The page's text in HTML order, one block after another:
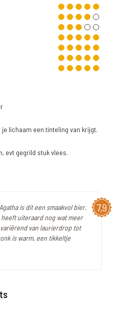
je lichaam een tinteling van krijgt.
evt gegrild stuk vlees.
7,9
is dit een smaakvol bier.
uiteraard nog wat meer
van laurierdrop tot
is warm, een tikkeltje